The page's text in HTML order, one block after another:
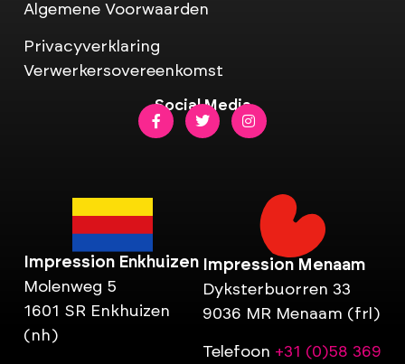
Algemene Voorwaarden
Privacyverklaring
Verwerkersovereenkomst
Social Media
Impression Enkhuizen
Molenweg 5
1601 SR Enkhuizen
(nh)
Impression Menaam
Dyksterbuorren 33
9036 MR Menaam (frl)
Telefoon +31 (0)58 369